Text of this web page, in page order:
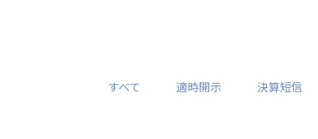
すべて 適時開示 決算短信